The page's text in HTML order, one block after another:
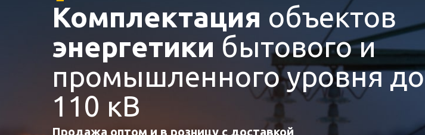
Комплектация объектов
энергетики бытового и
промышленного уровня до
110 кВ
Продажа оптом и в розницу с доставкой